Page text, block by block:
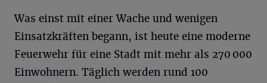
Was einst mit einer Wache und wenigen
Einsatzkräften begann, ist heute eine moderne
Feuerwehr für eine Stadt mit mehr als 270 000
Einwohnern. Täglich werden rund 100